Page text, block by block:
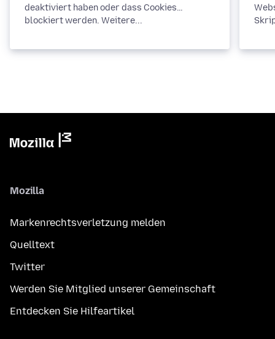
deaktiviert haben oder dass Cookies
blockiert werden. Weitere...
Mozilla
Markenrechtsverletzung melden
Quelltext
Twitter
Werden Sie Mitglied unserer Gemeinschaft
Entdecken Sie Hilfeartikel